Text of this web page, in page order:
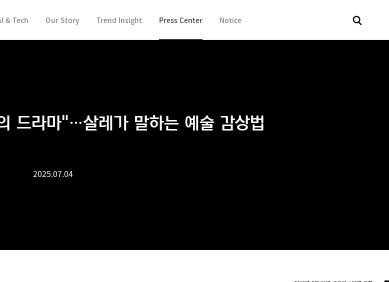
& Tech Our Story Trend Insight Press Center Notice
드라마"…살레가 말하는 예술 감상법
2025.07.04